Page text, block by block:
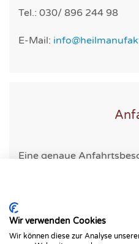
Tel.: 030/ 896 244 98
E-Mail:
Eine genaue
Wir verwenden Cookies
Wir können diese zur Analyse